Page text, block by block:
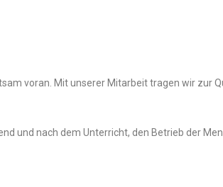
voran. Mit unserer Mitarbeit tragen wir zur
und nach dem Unterricht, den Betrieb der